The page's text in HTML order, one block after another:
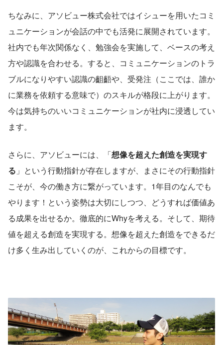
ちなみに、アソビュー株式会社ではイシューを用いたコミ
ュニケーションが会話の中でも活発に展開されています。
社内でも年次関係なく、勉強会を実施して、ベースの考え
方や認識を合わせる。すると、コミュニケーションのトラ
ブルになりやすい認識の齟齬や、受発注（ここでは、誰か
に業務を依頼する意味で）のスキルが格段に上がります。
今は気持ちのいいコミュニケーションが社内に浸透してい
ます。
さらに、アソビューには、「想像を超えた創造を実現す
る 」という行動指針が存在しますが、まさにその行動指針
こそが、今の働き方に繋がっています。1年目のなんでも
やります！という姿勢は大切にしつつ、どうすれば価値あ
る成果を出せるか。徹底的にWhyを考える。そして、期待
値を超える創造を実現する。想像を超えた創造をできるだ
け多く生み出していくのが、これからの目標です。